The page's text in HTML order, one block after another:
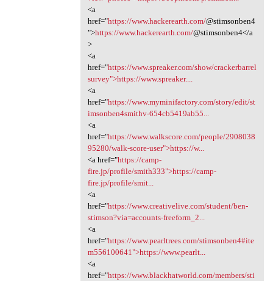
<a
href="https://www.hackerearth.com/@stimsonben4
">https://www.hackerearth.com/@stimsonben4</a
>
<a
href="https://www.spreaker.com/show/crackerbarrel
survey">https://www.spreaker....
<a
href="https://www.myminifactory.com/story/edit/st
imsonben4smithv-654cb5419ab55...
<a
href="https://www.walkscore.com/people/2908038
95280/walk-score-user">https://w...
<a href="https://camp-
fire.jp/profile/smith333">https://camp-
fire.jp/profile/smit...
<a
href="https://www.creativelive.com/student/ben-
stimson?via=accounts-freeform_2...
<a
href="https://www.pearltrees.com/stimsonben4#ite
m556100641">https://www.pearlt...
<a
href="https://www.blackhatworld.com/members/sti